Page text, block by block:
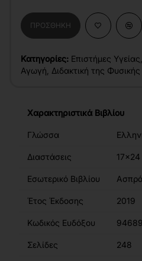
ΠΡΟΣΘΉΚΗ
Κατηγορίες: Επιστήμες Υγείας
Αγωγή Διδακτική της
Χαρακτηριστικά Βιβλίου
Γλώσσα
Διαστάσεις 17x24
Εσωτερικό Βιβλίου
Έτος Έκδοσης 2019
Κωδικός Ευδόξου
Σελίδες 248